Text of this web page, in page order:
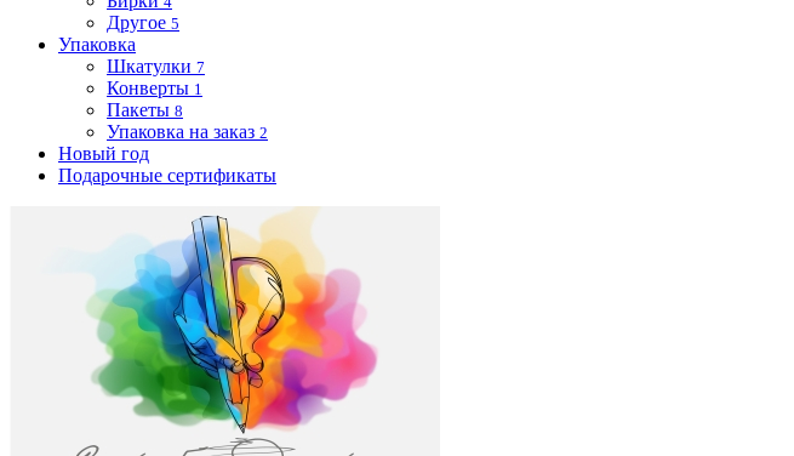
Другое 5
Упаковка
Шкатулки 7
Конверты 1
Пакеты 8
Упаковка на заказ 2
Новый год
Подарочные сертификаты